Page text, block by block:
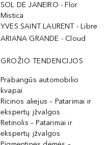
SOL DE JANEIRO - Flor
Mistica
YVES SAINT LAURENT - Libre
ARIANA GRANDE - Cloud
GROŽIO TENDENCIJOS
Prabangūs automobilio
kvapai
Ricinos aliejus – Patarimai ir
ekspertų įžvalgos
Retinolis – Patarimai ir
ekspertų įžvalgos